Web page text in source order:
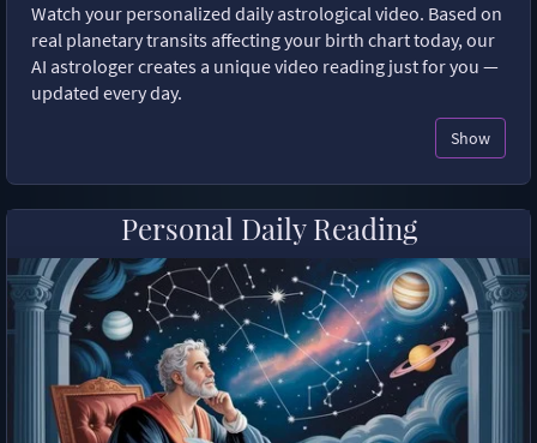
Watch your personalized daily astrological video. Based on
real planetary transits affecting your birth chart today, our
AI astrologer creates a unique video reading just for you —
updated every day.
Show
Personal Daily Reading